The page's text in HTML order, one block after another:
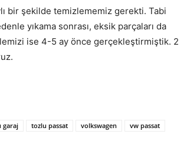
bir şekilde temizlememiz gerekti. Tabi
yıkama sonrası, eksik parçaları da
ise 4-5 ay önce gerçekleştirmiştik. 2
garaj tozlu passat volkswagen
vw passat